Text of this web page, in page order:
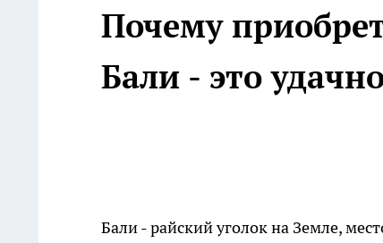
Почему
Бали - это
Бали - райский уголок на Земле,